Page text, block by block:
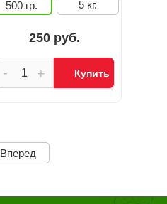
500 гр. 5 кг.
250 руб.
+
- Купить
Вперед